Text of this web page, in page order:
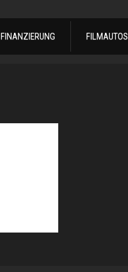
FINANZIERUNG FILMAUTOS